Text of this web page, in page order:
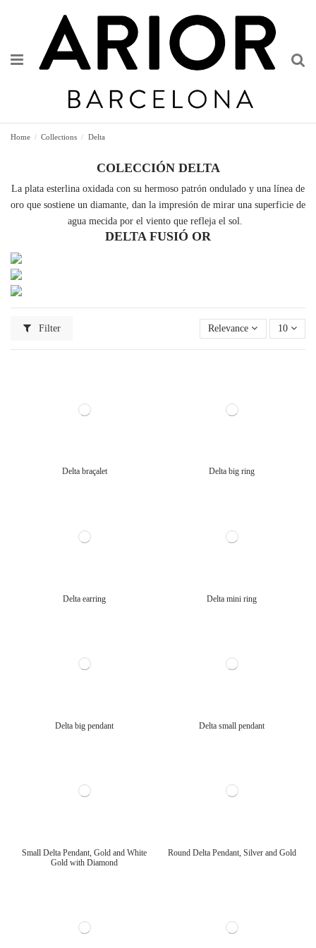
Home Collections Delta
COLECCIÓN DELTA
La plata esterlina oxidada con su hermoso patrón ondulado y una línea de
oro que sostiene un diamante, dan la impresión de mirar una superficie de
agua mecida por el viento que refleja el sol.
DELTA FUSIÓ OR
Filter Relevance 10
Delta braçalet Delta big ring
Delta earring Delta mini ring
Delta big pendant Delta small pendant
Small Delta Pendant, Gold and White
Gold with Diamond
Round Delta Pendant, Silver and Gold